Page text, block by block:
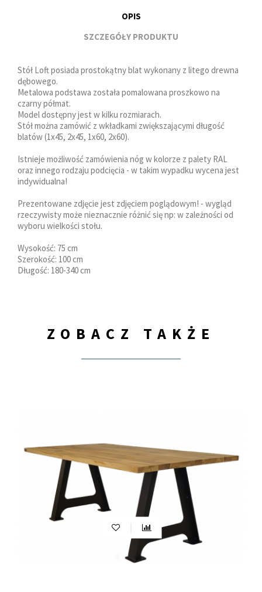
OPIS
SZCZEGÓŁY PRODUKTU
Stół Loft posiada prostokątny blat wykonany z litego drewna
dębowego.
Metalowa podstawa została pomalowana proszkowo na
czarny półmat.
Model dostępny jest w kilku rozmiarach.
Stół można zamówić z wkładkami zwiększającymi długość
blatów (1x45, 2x45, 1x60, 2x60).
Istnieje możliwość zamówienia nóg w kolorze z palety RAL
oraz innego rodzaju podcięcia - w takim wypadku wycena jest
indywidualna!
Prezentowane zdjęcie jest zdjęciem poglądowym! - wygląd
rzeczywisty może nieznacznie różnić się np: w zależności od
wyboru wielkości stołu.
Wysokość: 75 cm
Szerokość: 100 cm
Długość: 180-340 cm
ZOBACZ TAKŻE